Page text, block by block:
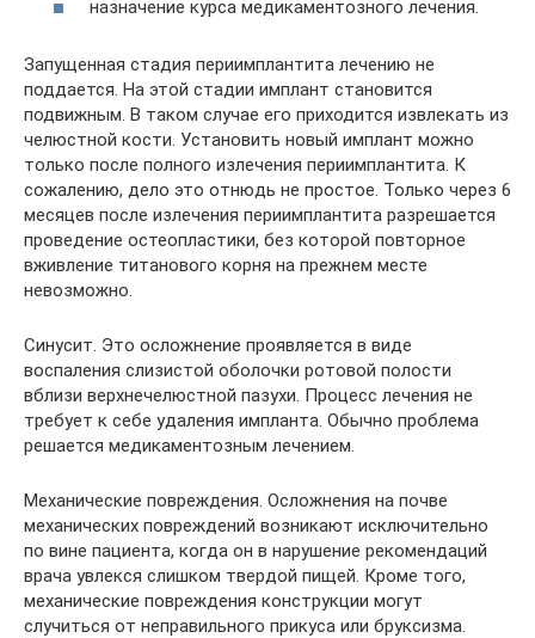
назначение курса медикаментозного лечения.
Запущенная стадия периимплантита лечению не
поддается. На этой стадии имплант становится
подвижным. В таком случае его приходится извлекать из
челюстной кости. Установить новый имплант можно
только после полного излечения периимплантита. К
сожалению, дело это отнюдь не простое. Только через 6
месяцев после излечения периимплантита разрешается
проведение остеопластики, без которой повторное
вживление титанового корня на прежнем месте
невозможно.
Синусит. Это осложнение проявляется в виде
воспаления слизистой оболочки ротовой полости
вблизи верхнечелюстной пазухи. Процесс лечения не
требует к себе удаления импланта. Обычно проблема
решается медикаментозным лечением.
Механические повреждения. Осложнения на почве
механических повреждений возникают исключительно
по вине пациента, когда он в нарушение рекомендаций
врача увлекся слишком твердой пищей. Кроме того,
механические повреждения конструкции могут
случиться от неправильного прикуса или бруксизма.